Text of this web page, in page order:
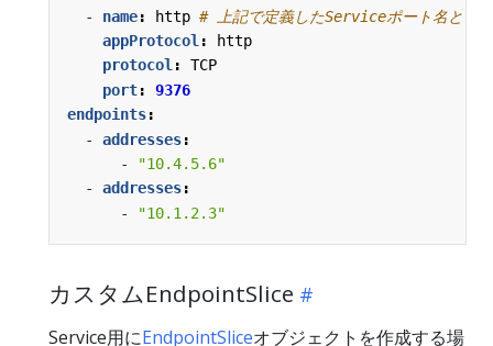
- name: http # 上記で定義したServiceポート名と一
appProtocol :
http
protocol:
TCP
port:
9376
endpoints:
- addresses:
-
"10.4.5.6"
- addresses:
-
"10.1.2.3"
カスタムEndpointSlice
Service用にEndpointSliceオブジェクトを作成する場